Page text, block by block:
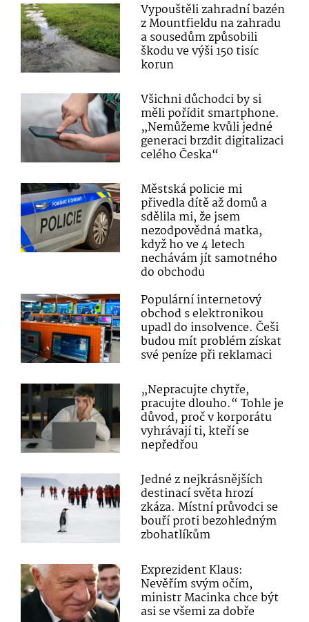
Vypouštěli zahradní bazén
z Mountfieldu na zahradu
a sousedům způsobili
škodu ve výši 150 tisíc
korun
Všichni důchodci by si
měli pořídit smartphone.
„Nemůžeme kvůli jedné
generaci brzdit digitalizaci
celého Česka“
Městská policie mi
přivedla dítě až domů a
sdělila mi, že jsem
nezodpovědná matka,
když ho ve 4 letech
nechávám jít samotného
do obchodu
Populární internetový
obchod s elektronikou
upadl do insolvence. Češi
budou mít problém získat
své peníze při reklamaci
„Nepracujte chytře,
pracujte dlouho.“ Tohle je
důvod, proč v korporátu
vyhrávají ti, kteří se
nepředřou
Jedné z nejkrásnějších
destinací světa hrozí
zkáza. Místní průvodci se
bouří proti bezohledným
zbohatlíkům
Exprezident Klaus:
Nevěřím svým očím,
ministr Macinka chce být
asi se všemi za dobře